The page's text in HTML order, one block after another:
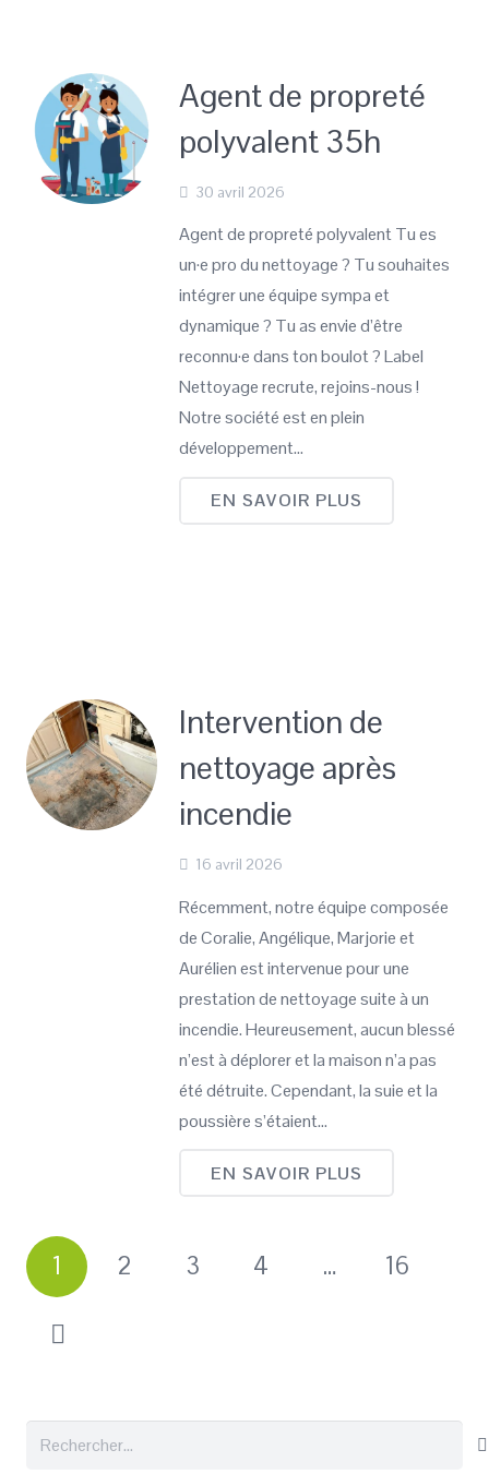
Agent de propreté
polyvalent 35h
30 avril 2026
Agent de propreté polyvalent Tu es
un·e pro du nettoyage ? Tu souhaites
intégrer une équipe sympa et
dynamique ? Tu as envie d’être
reconnu·e dans ton boulot ? Label
Nettoyage recrute, rejoins-nous !
Notre société est en plein
développement…
EN SAVOIR PLUS
Intervention de
nettoyage après
incendie
16 avril 2026
Récemment, notre équipe composée
de Coralie, Angélique, Marjorie et
Aurélien est intervenue pour une
prestation de nettoyage suite à un
incendie. Heureusement, aucun blessé
n’est à déplorer et la maison n’a pas
été détruite. Cependant, la suie et la
poussière s’étaient…
EN SAVOIR PLUS
1 2 3 4 … 16
Rechercher :